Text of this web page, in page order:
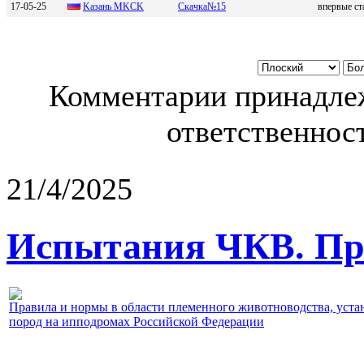
17-05-25
Kазань MKСK Скачка№15 впервые
Комментарии
21/4/2025
Испытания ЧКВ.
Правила и нормы в области племенного животноводства,
пород на ипподромах Российской Федерации